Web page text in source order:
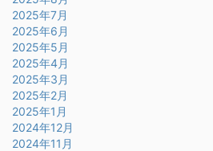
2025年7月
2025年6月
2025年5月
2025年4月
2025年3月
2025年2月
2025年1月
2024年12月
2024年11月